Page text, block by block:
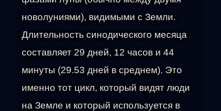
новолуниями), видимыми с Земли.
Длительность синодического месяца
составляет 29 дней, 12 часов и 44
минуты (29.53 дней в среднем). Это
именно тот цикл, который видят люди
на Земле и который используется в